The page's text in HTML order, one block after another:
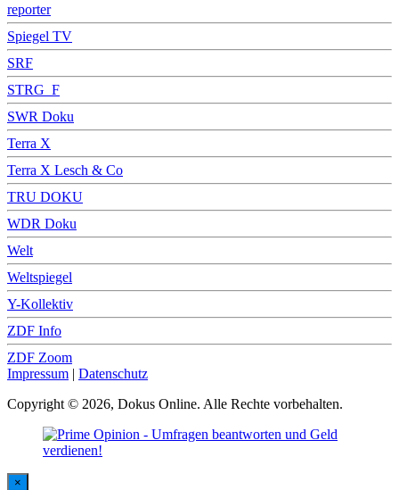
reporter
Spiegel TV
SRF
STRG_F
SWR Doku
Terra X
Terra X Lesch & Co
TRU DOKU
WDR Doku
Welt
Weltspiegel
Y-Kollektiv
ZDF Info
ZDF Zoom
Impressum | Datenschutz
Copyright © 2026, Dokus Online. Alle Rechte vorbehalten.
×